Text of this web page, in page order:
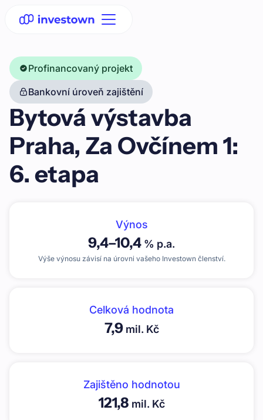
Profinancovaný projekt
Bankovní úroveň zajištění
Bytová výstavba
Praha, Za Ovčínem 1:
6. etapa
Výnos
9,4–10,4 % p.a.
Výše výnosu závisí na úrovni vašeho Investown členství.
Celková hodnota
7,9mil. Kč
Zajištěno hodnotou
121,8 mil. Kč